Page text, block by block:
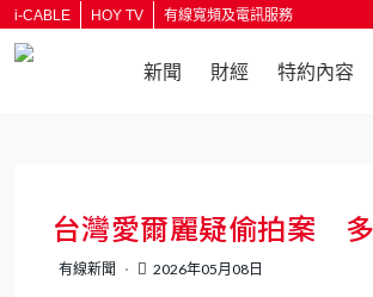
i-CABLE HOY TV 有線寬頻及電訊服務
新聞 財經 特約內容
台灣愛爾麗疑偷拍案
有線新聞 2026年05月08日